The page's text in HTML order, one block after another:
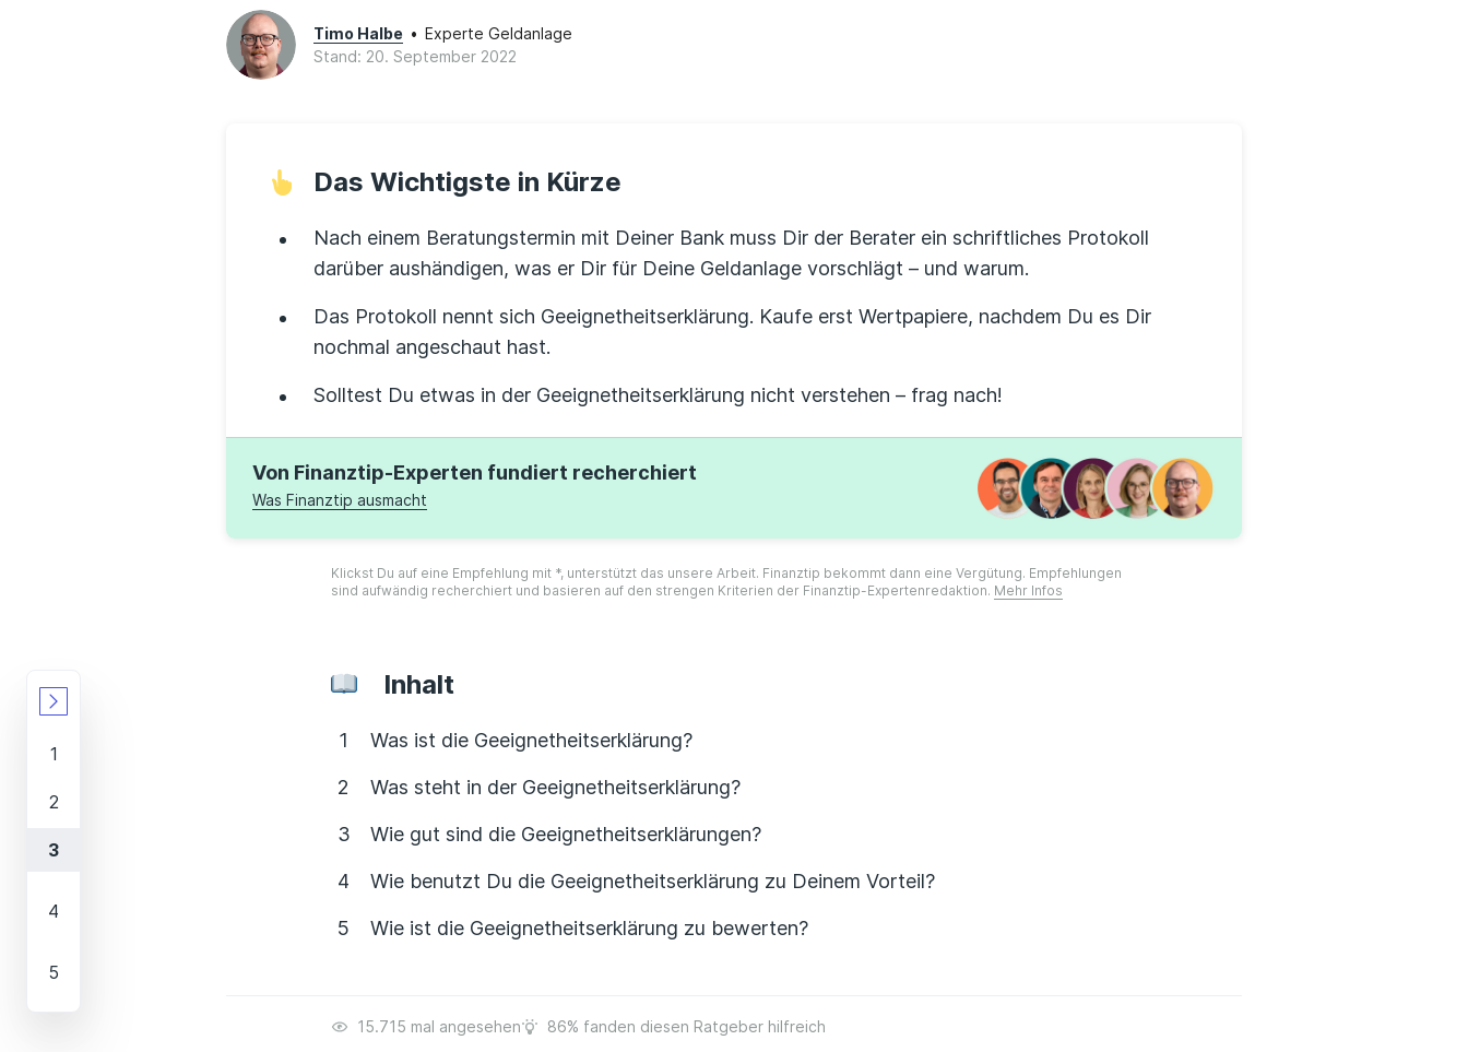
Über uns
Timo Halbe • Experte Geldanlage
Stand: 20. September 2022
Das Wichtigste in Kürze
Nach einem Beratungstermin mit Deiner Bank muss Dir der Berater ein schriftliches Protokoll
darüber aushändigen, was er Dir für Deine Geldanlage vorschlägt – und warum.
Das Protokoll nennt sich Geeignetheitserklärung. Kaufe erst Wertpapiere, nachdem Du es Dir
nochmal angeschaut hast.
Solltest Du etwas in der Geeignetheitserklärung nicht verstehen – frag nach!
Von Finanztip-Experten fundiert recherchiert
Was Finanztip ausmacht
Klickst Du auf eine Empfehlung mit *, unterstützt das unsere Arbeit. Finanztip bekommt dann eine Vergütung. Empfehlungen
sind aufwändig recherchiert und basieren auf den strengen Kriterien der Finanztip-Expertenredaktion. Mehr Infos
Inhalt
Was ist die Geeignetheitserklärung?
Was steht in der Geeignetheitserklärung?
Wie gut sind die Geeignetheitserklärungen?
Wie benutzt Du die Geeignetheitserklärung zu Deinem Vorteil?
Wie ist die Geeignetheitserklärung zu bewerten?
15.715 mal angesehen 86% fanden diesen Ratgeber hilfreich